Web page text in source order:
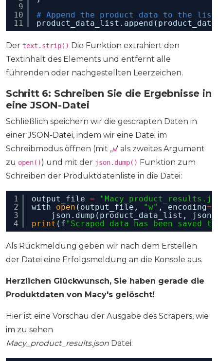
9
10
11
# Append the product data to the list
Der text.strip() Die Funktion extrahiert den
Textinhalt des Elements und entfernt alle
führenden oder nachgestellten Leerzeichen.
Schritt 6: Schreiben Sie die Ergebnisse in
eine JSON-Datei
Schließlich speichern wir die gescrapten Daten in
einer JSON-Datei, indem wir eine Datei im
Schreibmodus öffnen (mit „w' als zweites Argument
zu open()) und mit der json.dump() Funktion zum
Schreiben der Produktdatenliste in die Datei:
1
2
3
4
output_file =
with open (output_file, "w" , encoding=
json.dump(product_data_list,
print (f"Scraped data has been saved
Als Rückmeldung geben wir nach dem Erstellen
der Datei eine Erfolgsmeldung an die Konsole aus.
Herzlichen Glückwunsch, Sie haben gerade die
Produktdaten von Macy's gelöscht!
Hier ist eine Vorschau der Ausgabe des Scrapers, wie
im zu sehen
Macy_product_results.json Datei: